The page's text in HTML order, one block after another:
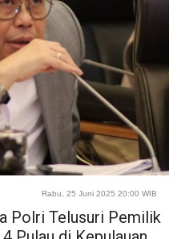
Rabu, 25 Juni 2025 20:00 WIB
Polri Telusuri Pemilik